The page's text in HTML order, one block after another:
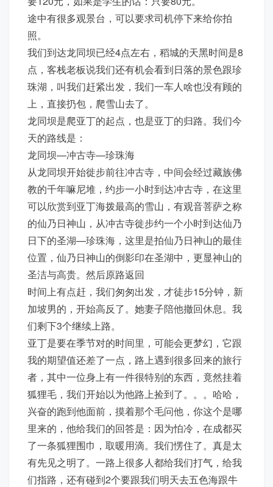
途中有很多观景台，可以要求司机停下来给你拍
照。
我们到达龙同坝已经4点左右，稻城的天黑时间是8
点，客栈老板说我们还有机会看到日落的景色跟珍
珠湖，叫我们赶紧出发，我们一车人啥也没有顾的
上，直接扔包，爬雪山去了。
龙同坝是爬亚丁的起点，也是亚丁的归路。我们今
天的路线是：
龙同坝—冲古寺—珍珠海
从龙同坝开始徙步前往冲古寺，中间会经过藏族佛
教的千年嘛尼堆，约步一小时到达冲古寺，在这里
可以欣赏到亚丁海拨最高的雪山，有观音菩萨之称
的仙乃日神山，从冲古寺徙步约一个小时到达仙乃
日下的圣湖—珍珠海，这里是拍仙乃日神山的最佳
位置，仙乃日神山的倒影印在圣湖中，更显神山的
圣洁与高贵。然后原路返回
时间上有点赶，我们匆匆出发，才徒步15分钟，新
加坡男的，开始高反了。她妻子陪他撤回休息。我
们剩下3个继续上路。
亚丁是要在季节对的时间里，可能会更梦幻，它跟
我的期望值还差了一点，路上遇到很多回来的旅行
者，其中一位身上有一件很特别的东西，竟然挂着
狐狸毛，我们开始以为他路上捡到了。。。哈哈，
兴奋的跑到他面前，摸着那个毛问他，你这个是哪
里来的，他给我们的回答是：因为怕冷，在成都买
了一条狐狸围巾，取暖用滴。我们愣住了。真是太
有先见之明了。一路上很多人都给我们打气，给我
们指路，还有碰到2个要跟我们明天去五色海跟牛